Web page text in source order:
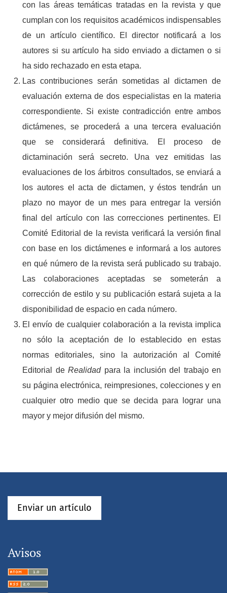
con las áreas temáticas tratadas en la revista y que
cumplan con los requisitos académicos indispensables
de un artículo científico. El director notificará a los
autores si su artículo ha sido enviado a dictamen o si
ha sido rechazado en esta etapa.
Las contribuciones serán sometidas al dictamen de
evaluación externa de dos especialistas en la materia
correspondiente. Si existe contradicción entre ambos
dictámenes, se procederá a una tercera evaluación
que se considerará definitiva. El proceso de
dictaminación será secreto. Una vez emitidas las
evaluaciones de los árbitros consultados, se enviará a
los autores el acta de dictamen, y éstos tendrán un
plazo no mayor de un mes para entregar la versión
final del artículo con las correcciones pertinentes. El
Comité Editorial de la revista verificará la versión final
con base en los dictámenes e informará a los autores
en qué número de la revista será publicado su trabajo.
Las colaboraciones aceptadas se someterán a
corrección de estilo y su publicación estará sujeta a la
disponibilidad de espacio en cada número.
El envío de cualquier colaboración a la revista implica
no sólo la aceptación de lo establecido en estas
normas editoriales, sino la autorización al Comité
Editorial de Realidadpara la inclusión del trabajo en
su página electrónica, reimpresiones, colecciones y en
cualquier otro medio que se decida para lograr una
mayor y mejor difusión del mismo.
Enviar un artículo
Avisos